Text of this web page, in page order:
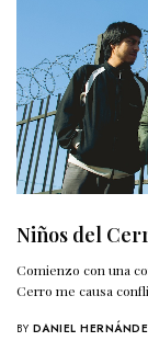
Niños del
Comienzo con una
Cerro me causa
BY DANIEL